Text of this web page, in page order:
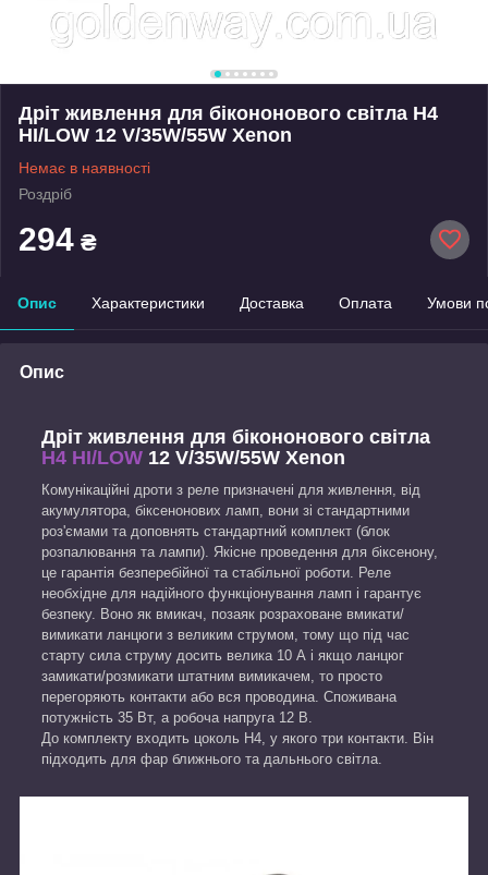
Дріт живлення для бікононового світла H4
HI/LOW 12 V/35W/55W Xenon
Немає в наявності
Роздріб
294 ₴
Опис Характеристики Доставка Оплата Умови
Опис
Дріт живлення для бікононового світла
H4 HI/LOW 12 V/35W/55W Xenon
Комунікаційні дроти з реле призначені для живлення, від
акумулятора, біксенонових ламп, вони зі стандартними
роз'ємами та доповнять стандартний комплект (блок
розпалювання та лампи). Якісне проведення для біксенону,
це гарантія безперебійної та стабільної роботи. Реле
необхідне для надійного функціонування ламп і гарантує
безпеку. Воно як вмикач, позаяк розраховане вмикати/
вимикати ланцюги з великим струмом, тому що під час
старту сила струму досить велика 10 А і якщо ланцюг
замикати/розмикати штатним вимикачем, то просто
перегоряють контакти або вся проводина. Споживана
потужність 35 Вт, а робоча напруга 12 В.
До комплекту входить цоколь Н4, у якого три контакти. Він
підходить для фар ближнього та дальнього світла.